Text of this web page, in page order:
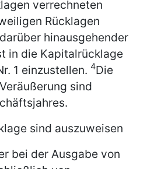
verrechneten
Rücklagen
hinausgehender
in die Kapitalrücklage
1 einzustellen. 4Die
sind
sind auszuweisen
bei der Ausgabe von